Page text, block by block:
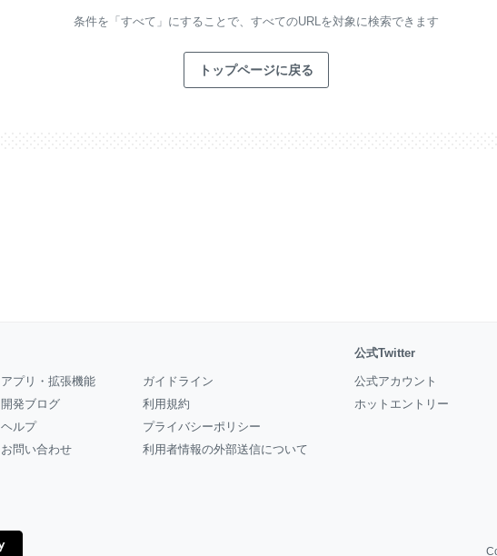
条件を「すべて」にすることで、 すべてのURLを対象に検索できます
トップページに戻る
アプリ・拡張機能
開発ブログ
ヘルプ
お問い合わせ
ガイドライン
利用規約
プライバシーポリシー
利用者情報の外部送信について
公式Twitter
公式アカウント
ホットエントリー